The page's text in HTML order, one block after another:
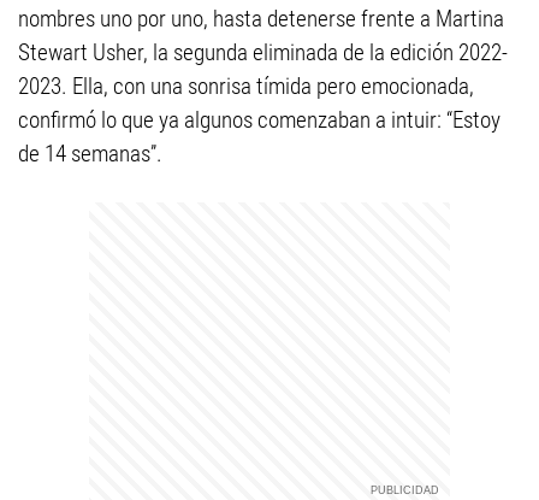
nombres uno por uno, hasta detenerse frente a Martina
Stewart Usher, la segunda eliminada de la edición 2022-
2023. Ella, con una sonrisa tímida pero emocionada,
confirmó lo que ya algunos comenzaban a intuir: “Estoy
de 14 semanas”.